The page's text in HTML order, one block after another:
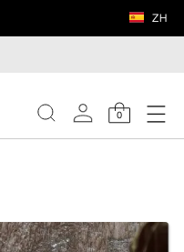
ZH
在优化现有畅销产品的
装备定期上架。
件的商品可退换货。
0